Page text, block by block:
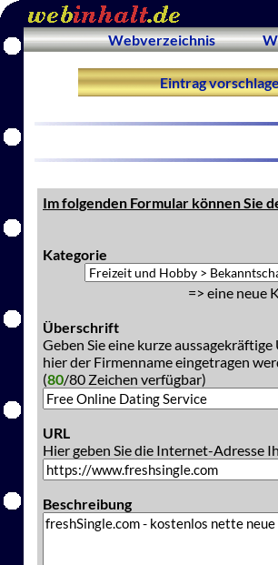
Webverzeichnis
Eintrag
Im folgenden Formular können Sie
Kategorie
=> eine neue
Überschrift
Geben Sie eine kurze
hier der Firmenname eingetragen
(80/80 Zeichen verfügbar)
URL
Hier geben Sie die Internet-Adresse
Beschreibung